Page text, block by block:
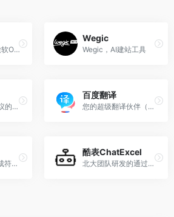
OfficePLUS，微软Office官方在线模板网站！
Wegic
Wegic，AI建站工具
写笔记和总结会议的速度提高 30 倍
百度翻译
您的超级翻译伙伴（文本、文档翻译）
AiPPT能快速生成符合需求的专业PPT
酷表ChatExcel
北大团队研发的通过聊天来操作表格的AI工具